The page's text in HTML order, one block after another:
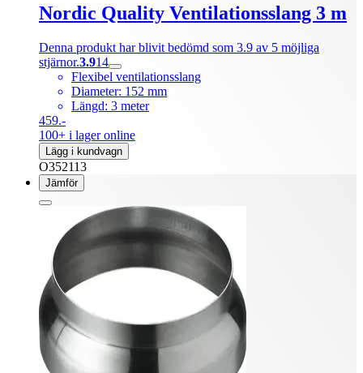
Nordic Quality Ventilationsslang 3 m
Denna produkt har blivit bedömd som 3.9 av 5 möjliga
stjärnor.3.914
Flexibel ventilationsslang
Diameter: 152 mm
Längd: 3 meter
459.-
100+ i lager online
Lägg i kundvagn
O352113
Jämför